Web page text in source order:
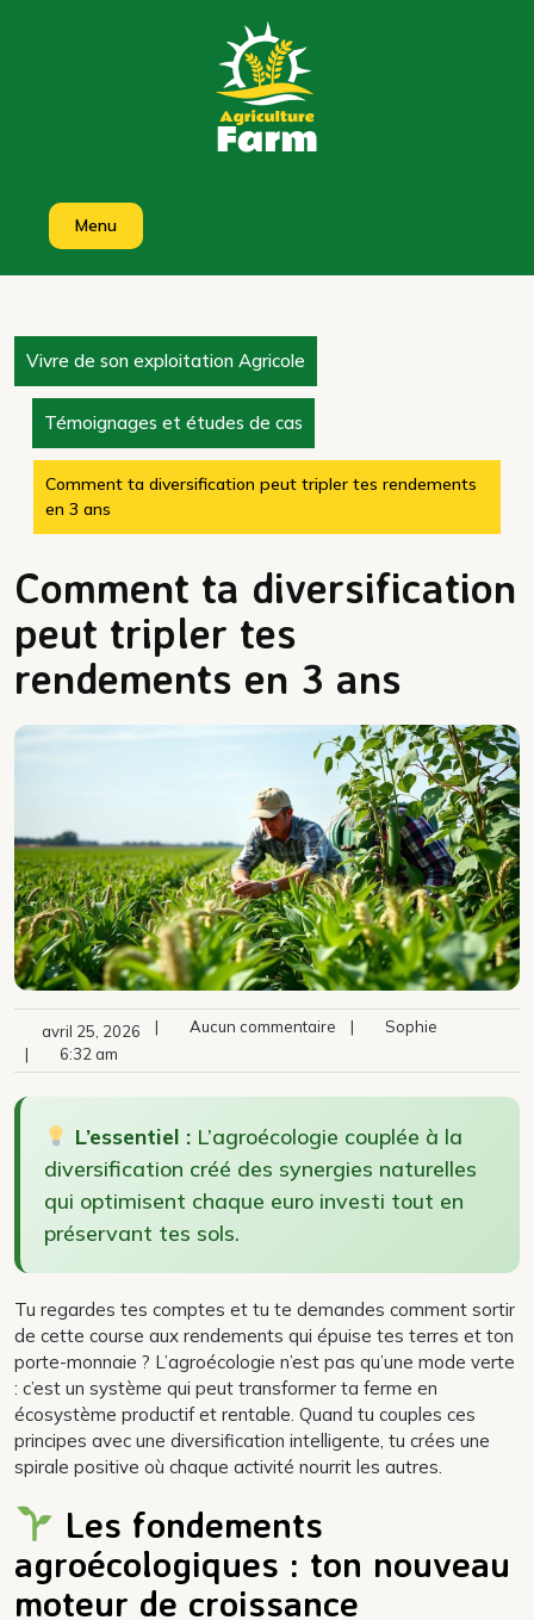
Menu
Vivre de son exploitation Agricole
Témoignages et études de cas
Comment ta diversification peut tripler tes rendements
en 3 ans
Comment ta diversification
peut tripler tes
rendements en 3 ans
avril 25, 2026 | Aucun commentaire |
Sophie
|
6:32 am
L’essentiel :L’agroécologie couplée à la
diversification créé des synergies naturelles
qui optimisent chaque euro investi tout en
préservant tes sols.
Tu regardes tes comptes et tu te demandes comment sortir
de cette course aux rendements qui épuise tes terres et ton
porte-monnaie ? L’agroécologie n’est pas qu’une mode verte
: c’est un système qui peut transformer ta ferme en
écosystème productif et rentable. Quand tu couples ces
principes avec une diversification intelligente, tu crées une
spirale positive où chaque activité nourrit les autres.
Les fondements
agroécologiques : ton nouveau
moteur de croissance